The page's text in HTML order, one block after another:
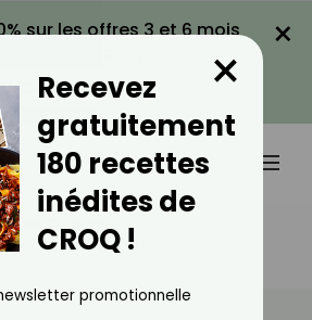
sur les offres 3 et 6 mois
VOIR LA PROMO
×
Culinaires
: Bien Plus Qu’on Ne
Recevez
gratuitement
180 recettes
inédites de
CROQ !
×
promotionnelle